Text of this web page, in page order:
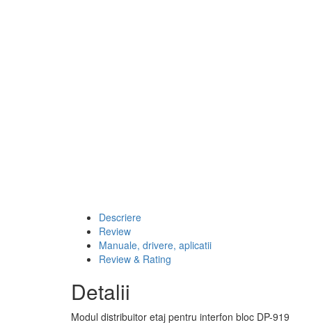
Descriere
Review
Manuale, drivere, aplicatii
Review & Rating
Detalii
Modul distribuitor etaj pentru interfon bloc DP-919